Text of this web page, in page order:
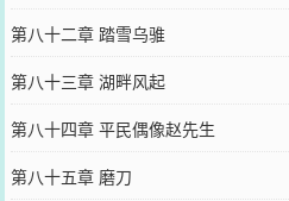
第八十二章 踏雪乌骓
第八十三章 湖畔风起
第八十四章 平民偶像赵先生
第八十五章 磨刀